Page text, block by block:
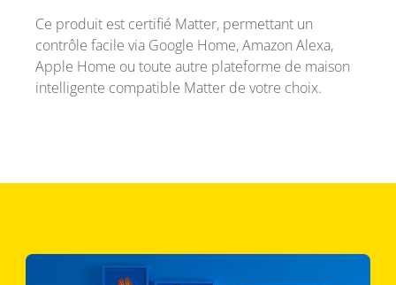
Ce produit est certifié Matter, permettant un
contrôle facile via Google Home, Amazon Alexa,
Apple Home ou toute autre plateforme de maison
intelligente compatible Matter de votre choix.